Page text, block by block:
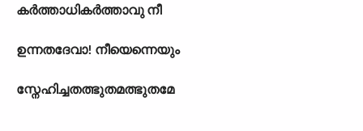
കർത്താധികർത്താവു നീ
ഉന്നതദേവാ! നീയെന്നെയും
സ്നേഹിച്ചതത്ഭുതമത്ഭുതമേ